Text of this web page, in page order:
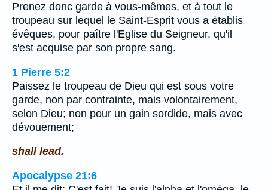
Prenez donc garde à vous-mêmes, et à tout le
troupeau sur lequel le Saint-Esprit vous a établis
évêques, pour paître l'Eglise du Seigneur, qu'il
s'est acquise par son propre sang.
1 Pierre 5:2
Paissez le troupeau de Dieu qui est sous votre
garde, non par contrainte, mais volontairement,
selon Dieu; non pour un gain sordide, mais avec
dévouement;
shall lead.
Apocalypse 21:6